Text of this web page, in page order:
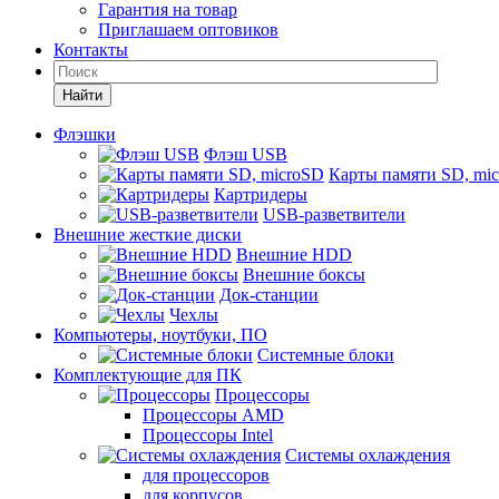
Гарантия на товар
Приглашаем оптовиков
Контакты
Найти
Флэшки
Флэш USB
Карты памяти SD,
Картридеры
USB-разветвители
Внешние жесткие диски
Внешние HDD
Внешние боксы
Док-станции
Чехлы
Компьютеры, ноутбуки, ПО
Системные блоки
Комплектующие для ПК
Процессоры
Процессоры AMD
Процессоры Intel
Системы охлаждения
для процессоров
для корпусов